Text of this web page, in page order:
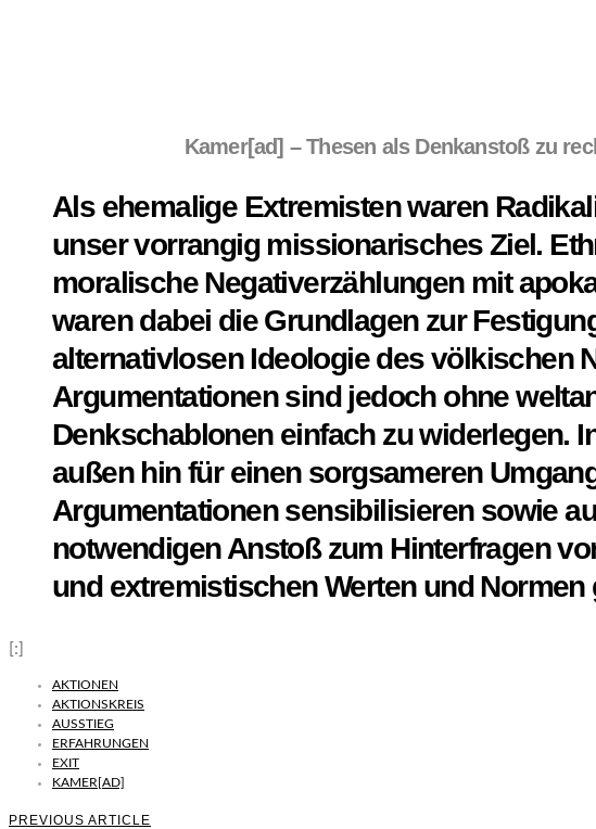
Kamer[ad] – Thesen als Denkanstoß zu
Als ehemalige Extremisten waren
unser vorrangig missionarisches Ziel.
moralische Negativerzählungen mit
waren dabei die Grundlagen zur
alternativlosen Ideologie des völkischen
Argumentationen sind jedoch ohne
Denkschablonen einfach zu widerlegen.
außen hin für einen sorgsameren
Argumentationen sensibilisieren sowie
notwendigen Anstoß zum Hinterfragen
und extremistischen Werten und Normen
[:]
AKTIONEN
AKTIONSKREIS
AUSSTIEG
ERFAHRUNGEN
EXIT
KAMER[AD]
PREVIOUS ARTICLE